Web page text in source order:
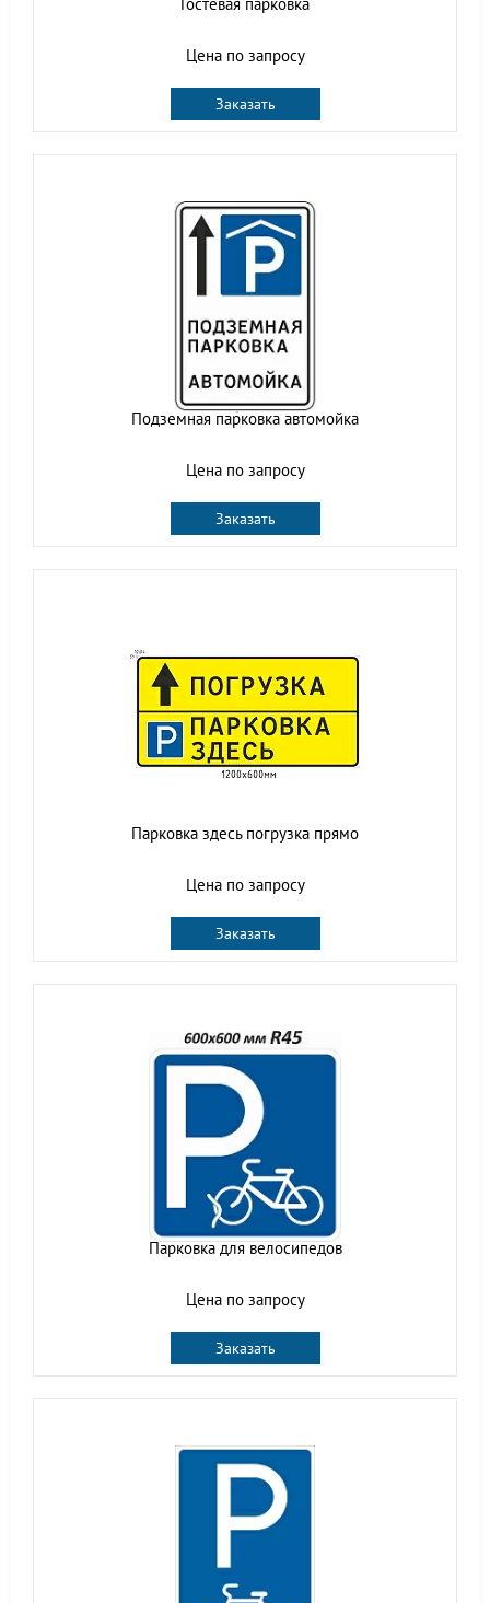
Цена по запросу
Заказать
Подземная парковка автомойка
Цена по запросу
Заказать
Парковка здесь погрузка прямо
Цена по запросу
Заказать
Парковка для велосипедов
Цена по запросу
Заказать